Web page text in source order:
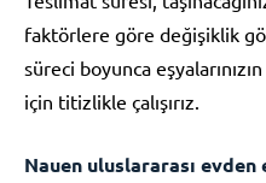
faktörlere göre değişiklik
süreci boyunca
için titizlikle çalışırız.
Nauen uluslararası